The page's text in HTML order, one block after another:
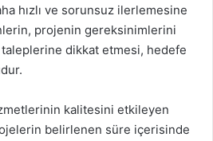
hızlı ve sorunsuz ilerlemesine
projenin gereksinimlerini
dikkat etmesi, hedefe
kalitesini etkileyen
belirlenen süre içerisinde